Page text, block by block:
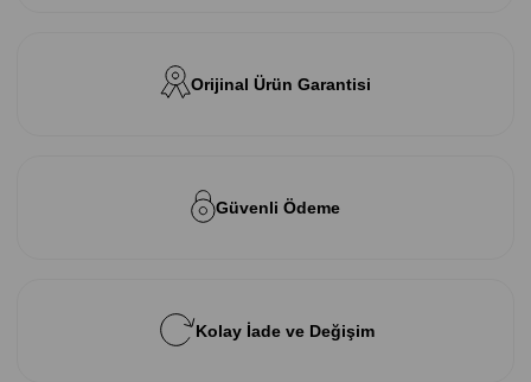
Orijinal Ürün Garantisi
Güvenli Ödeme
Kolay İade ve Değişim